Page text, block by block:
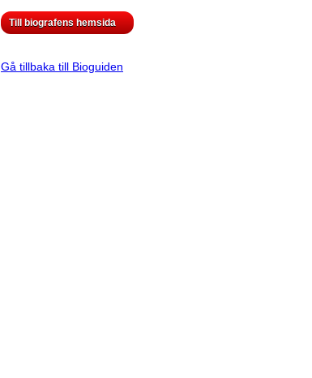
Till biografens hemsida
Gå tillbaka till Bioguiden